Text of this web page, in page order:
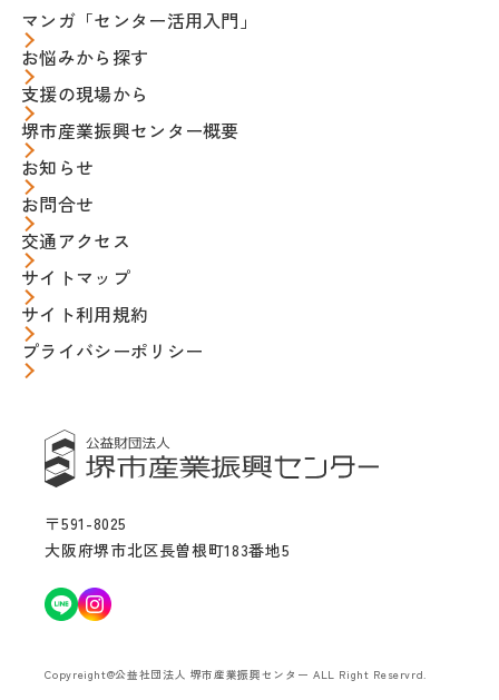
〒591-8025
大阪府堺市北区長曽根町183番地5
マンガ「センター活用入門」
お悩みから探す
支援の現場から
堺市産業振興センター概要
お知らせ
お問合せ
交通アクセス
サイトマップ
サイト利用規約
プライバシーポリシー
Copyreight@公益社団法人 堺市産業振興センター ALL Right Reservrd.